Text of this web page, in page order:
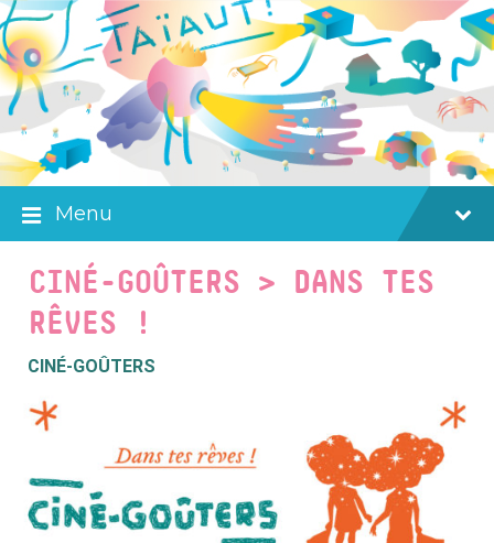
Skip
to
content
Skip
to
main
navigation
Skip
to
footer
Menu
CINÉ-GOÛTERS > DANS TES
RÊVES !
CINÉ-GOÛTERS